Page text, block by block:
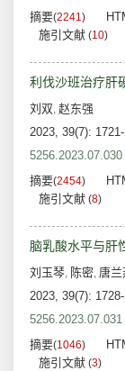
摘要(2241)
施引文献 (10)
利伐沙班治疗肝
刘双, 赵东强
2023, 39(7):
5256.2023.07.030
摘要(2454)
施引文献 (8)
脑乳酸水平与肝
刘玉琴, 陈密, 唐兰
2023, 39(7):
5256.2023.07.031
摘要(1046)
施引文献 (3)